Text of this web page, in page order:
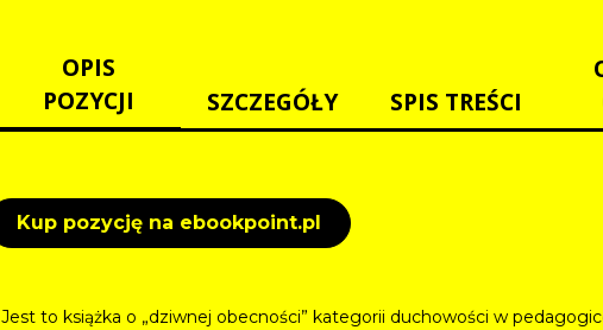
OPIS
POZYCJI
SZCZEGÓŁY SPIS TREŚCI
Kup pozycję na ebookpoint.pl
Jest to książka o „dziwnej obecności” kategorii duchowości w